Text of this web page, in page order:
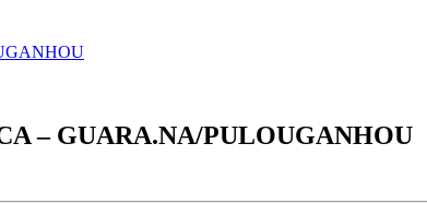
– GUARA.NA/PULOUGANHOU